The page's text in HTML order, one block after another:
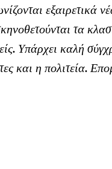
εξαιρετικά
τα
Υπάρχει καλή
και η πολιτεία.